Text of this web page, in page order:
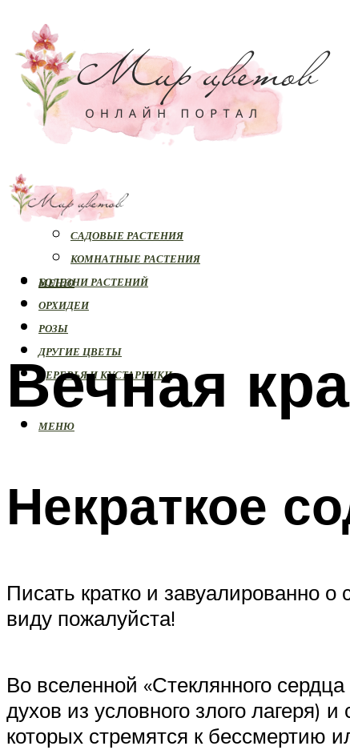
РАСТЕНИЯ
САДОВЫЕ РАСТЕНИЯ
КОМНАТНЫЕ РАСТЕНИЯ
БОЛЕЗНИ РАСТЕНИЙ
ОРХИДЕИ
РОЗЫ
ДРУГИЕ ЦВЕТЫ
ДЕРЕВЬЯ И КУСТАРНИКИ
МЕНЮ
МЕНЮ
Вечная
Некраткое
Писать кратко и
виду пожалуйста!
Во вселенной «Стеклянного
духов из условного злого лагеря)
которых стремятся к бессмертию